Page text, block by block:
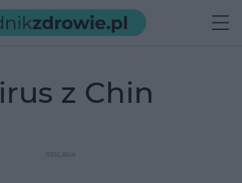
wirus z Chin